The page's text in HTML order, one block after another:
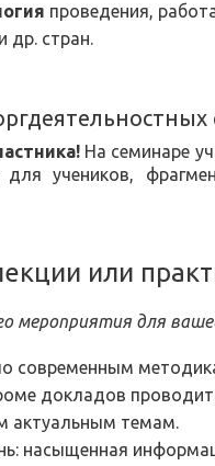
проведения,
др. стран.
На семинаре
учеников,
или
мероприятия для
современным
докладов
актуальным темам.
насыщенная